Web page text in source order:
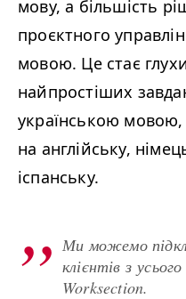
мову, а більшість
проєктного
мовою. Це стає
найпростіших
українською
на англійську,
іспанську.
Ми можемо
клієнтів з
Worksection.